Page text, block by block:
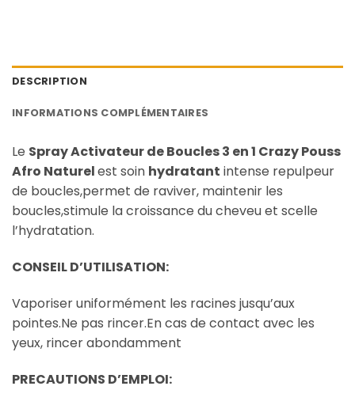
DESCRIPTION
INFORMATIONS COMPLÉMENTAIRES
Le Spray Activateur de Boucles 3 en 1 Crazy Pouss
Afro Naturelest soin hydratant intense repulpeur
de boucles,permet de raviver, maintenir les
boucles,stimule la croissance du cheveu et scelle
l’hydratation.
CONSEIL D’UTILISATION:
Vaporiser uniformément les racines jusqu’aux
pointes.Ne pas rincer.En cas de contact avec les
yeux, rincer abondamment
PRECAUTIONS D’EMPLOI: